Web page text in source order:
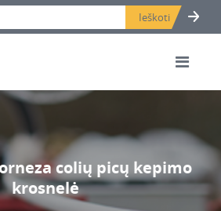
colių picų kepimo
krosnelė